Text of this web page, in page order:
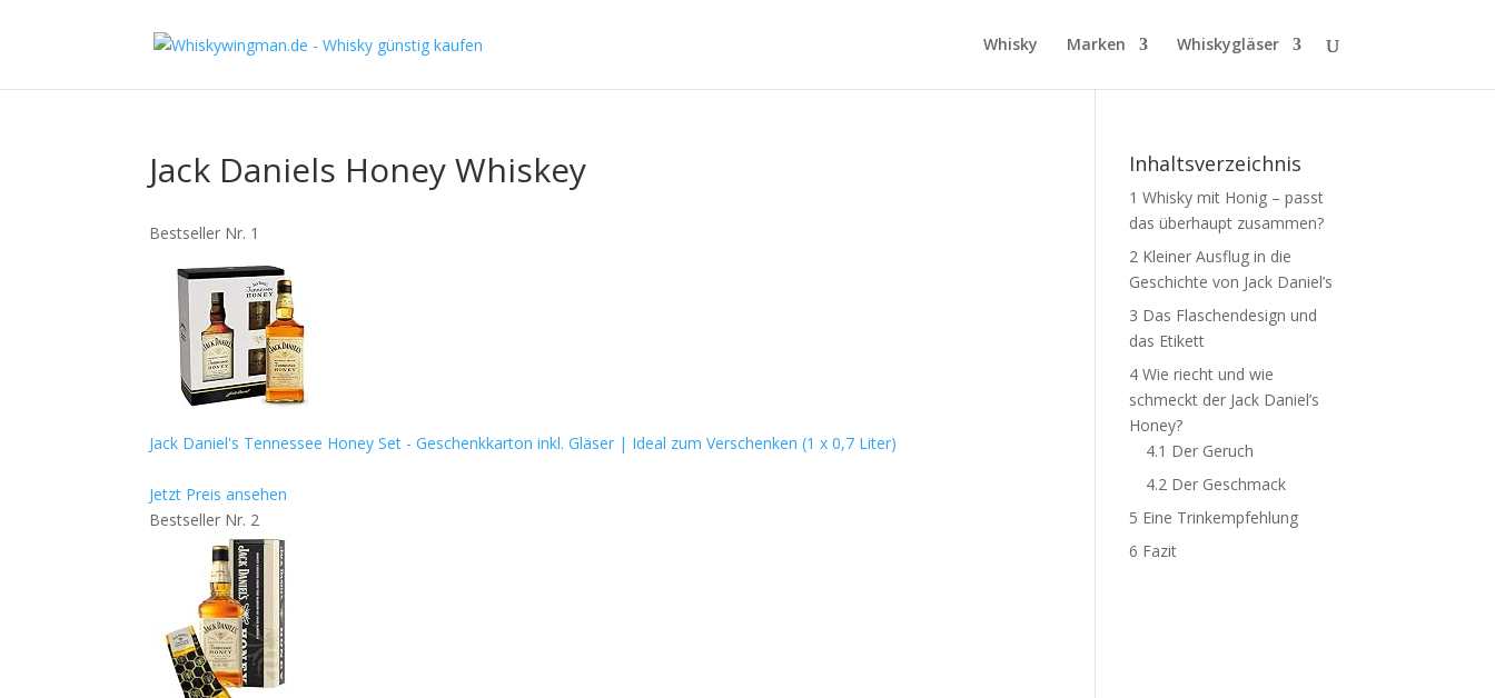
Whisky Marken Whiskygläser
Jack Daniels Honey Whiskey
Bestseller Nr. 1
Jack Daniel's Tennessee Honey Set - Geschenkkarton inkl. Gläser | Ideal zum Verschenken (1 x 0,7 Liter)
Jetzt Preis ansehen
Bestseller Nr. 2
Inhaltsverzeichnis
1 Whisky mit Honig – passt
das überhaupt zusammen?
2 Kleiner Ausflug in die
Geschichte von Jack Daniel’s
3 Das Flaschendesign und
das Etikett
4 Wie riecht und wie
schmeckt der Jack Daniel’s
Honey?
4.1 Der Geruch
4.2 Der Geschmack
5 Eine Trinkempfehlung
6 Fazit